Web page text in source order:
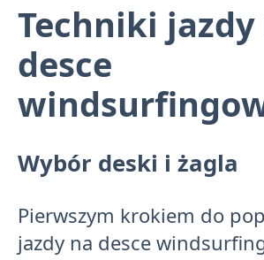
Techniki jazdy
desce
Wybór deski i żagla
Pierwszym krokiem do
jazdy na desce